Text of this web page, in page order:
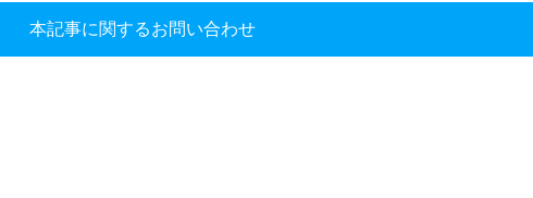
本記事に関するお問い合わせ